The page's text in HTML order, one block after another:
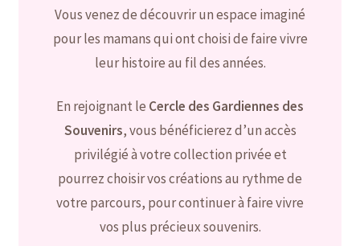
Bijoux personnalisables à graver
Consultation allaitement
Contact
Vous venez de découvrir un espace imaginé
pour les mamans qui ont choisi de faire vivre
leur histoire au fil des années.
En rejoignant le Cercle des Gardiennes des
Souvenirs, vous bénéficierez d’un accès
privilégié à votre collection privée et
pourrez choisir vos créations au rythme de
votre parcours, pour continuer à faire vivre
vos plus précieux souvenirs.